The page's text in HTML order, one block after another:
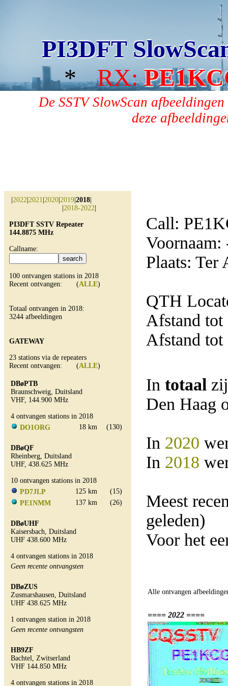
PI3DFT
*RX:
De SSTV SlowScan
deze
2022 2021 2020 2019 2018
2018-2022
PI3DFT SSTV Repeater
144.8875 MHz
Callname:
100 ontvangen stations in 2018
Recent ontvangen: (ALLE)
Totaal ontvangen in 2018:
3244 afbeeldingen
GATEWAY
23 stations via de repeaters
Recent ontvangen: (ALLE)
DBøPTB
Braunschweig, Duitsland
VHF, 144.900 MHz
4 ontvangen stations in 2018
DO1ORG
18 km (130)
DBøQF
Rheinberg, Duitsland
UHF, 438.625 MHz
10 ontvangen stations in 2018
PD7JLP
125 km
(15)
PE1NMM
137 km (26)
DBøUHF
Kaisersbach, Duitsland
UHF 438.600 MHz
4 ontvangen stations in 2018
Geen recente ontvangsten
DBøZUS
Zusmarshausen, Duitsland
UHF 438.625 MHz
1 ontvangen station in 2018
Geen recente ontvangsten
HB9ZF
Bachtel, Zwitserland
VHF 144.850 MHz
4 ontvangen stations in 2018
Call:
Voornaam:
Plaats: Ter
QTH
Afstand tot
Afstand tot
In totaal
Den Haag
In 2020
In 2018
Meest
geleden)
Voor het
Alle ontvangen
==== 2022 ====